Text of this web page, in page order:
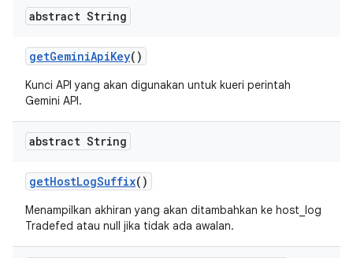
abstract String
getGeminiApiKey()
Kunci API yang akan digunakan untuk kueri perintah
Gemini API.
abstract String
getHostLogSuffix()
Menampilkan akhiran yang akan ditambahkan ke host_log
Tradefed atau null jika tidak ada awalan.